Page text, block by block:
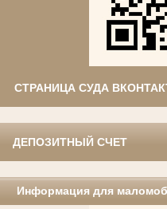
СТРАНИЦА СУДА
ДЕПОЗИТНЫЙ СЧЕТ
Информация для